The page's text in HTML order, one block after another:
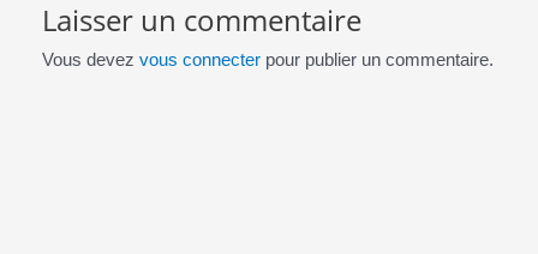
Laisser un commentaire
Vous devez vous connecterpour publier un commentaire.